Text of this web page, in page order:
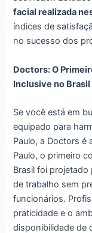
facial realizada
índices de
no sucesso dos
Doctors: O
Inclusive no Brasil
Se você está em
equipado para
Paulo, a Doctors é
Paulo, o primeiro
Brasil foi
de trabalho sem
funcionários.
praticidade e o
disponibilidade de